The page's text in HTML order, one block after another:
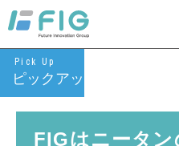
Pick Up
ピックアップ
FIGはニータ